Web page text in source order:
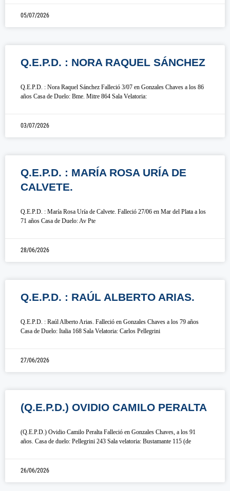
05/07/2026
Q.E.P.D. : NORA RAQUEL SÁNCHEZ
Q.E.P.D. : Nora Raquel Sánchez Falleció 3/07 en Gonzales Chaves a los 86
años Casa de Duelo: Bme. Mitre 864 Sala Velatoria:
03/07/2026
Q.E.P.D. : MARÍA ROSA URÍA DE
CALVETE.
Q.E.P.D. : María Rosa Uría de Calvete. Falleció 27/06 en Mar del Plata a los
71 años Casa de Duelo: Av Pte
28/06/2026
Q.E.P.D. : RAÚL ALBERTO ARIAS.
Q.E.P.D. : Raúl Alberto Arias. Falleció en Gonzales Chaves a los 79 años
Casa de Duelo: Italia 168 Sala Velatoria: Carlos Pellegrini
27/06/2026
(Q.E.P.D.) OVIDIO CAMILO PERALTA
(Q.E.P.D.) Ovidio Camilo Peralta Falleció en Gonzales Chaves, a los 91
años. Casa de duelo: Pellegrini 243 Sala velatoria: Bustamante 115 (de
26/06/2026